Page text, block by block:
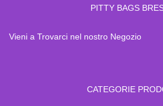
PITTY BAGS
Vieni a Trovarci nel nostro Negozio
CATEGORIE